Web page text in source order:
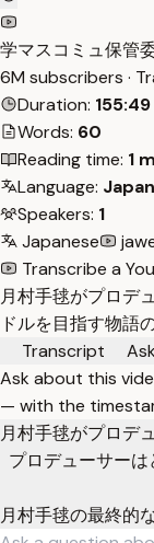
学マスコミュ保管
6M subscribers ·
Duration: 155:49
Words: 60
Reading time: 1
Language:
Speakers: 1
Japanese
Transcribe a
月村手毬がプロデ
ドルを目指す物語
Transcript
Ask
Ask about this
— with the
月村手毬がプロデ
プロデューサー
月村手毬の最終的